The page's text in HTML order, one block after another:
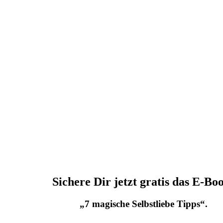
Sichere Dir jetzt gratis das E-
„7 magische Selbstliebe Tipps“.